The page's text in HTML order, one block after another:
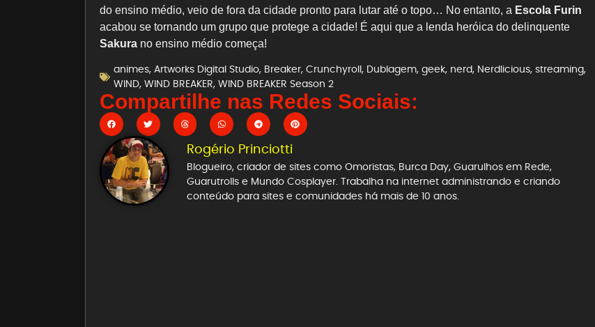
do ensino médio, veio de fora da cidade pronto para lutar até o topo… No entanto, a Escola Furin
acabou se tornando um grupo que protege a cidade! É aqui que a lenda heróica do delinquente
Sakura no ensino médio começa!
animes, Artworks Digital Studio, Breaker, Crunchyroll, Dublagem, geek, nerd, Nerdlicious, streaming,
WIND, WIND BREAKER, WIND BREAKER Season 2
Compartilhe nas Redes Sociais:
Rogério Princiotti
Blogueiro, criador de sites como Omoristas, Burca Day, Guarulhos em Rede,
Guarutrolls e Mundo Cosplayer. Trabalha na internet administrando e criando
conteúdo para sites e comunidades há mais de 10 anos.